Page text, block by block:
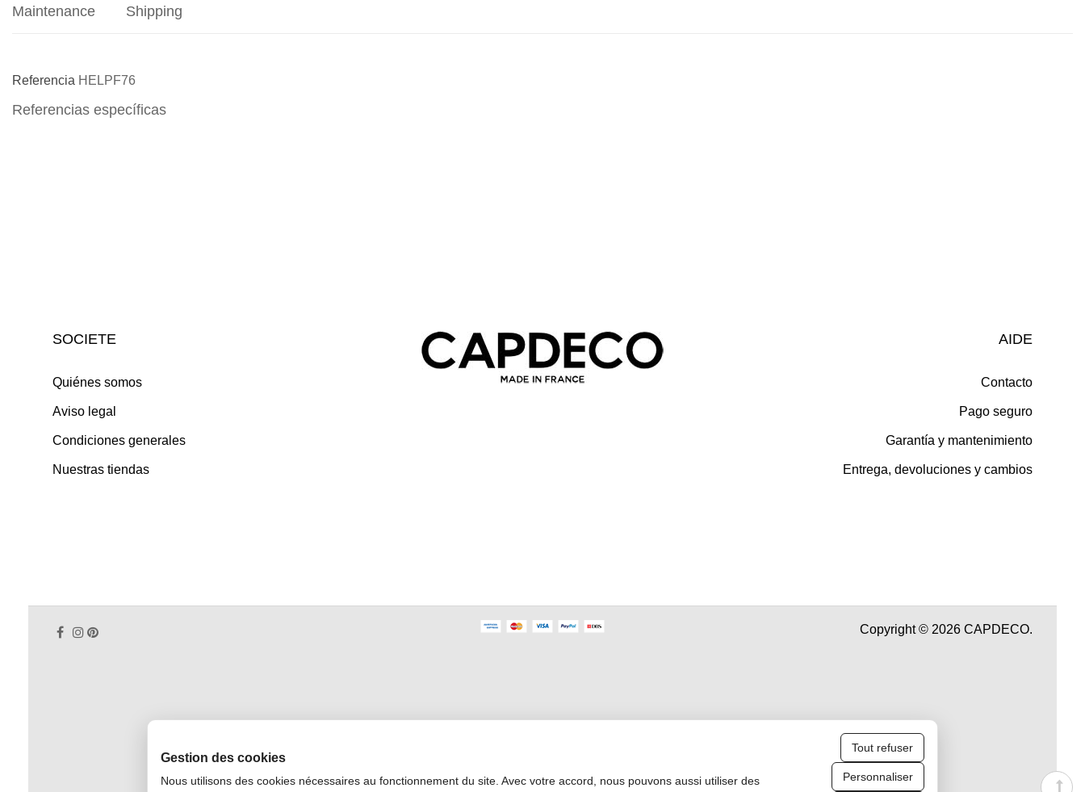
Maintenance Shipping
Referencia HELPF76
Referencias específicas
SOCIETE
Quiénes somos
Aviso legal
Condiciones generales
Nuestras tiendas
AIDE
Contacto
Pago seguro
Garantía y mantenimiento
Entrega, devoluciones y cambios
Copyright © 2026 CAPDECO.
Gestion des cookies
Nous utilisons des cookies nécessaires au fonctionnement du site. Avec votre accord, nous pouvons aussi utiliser des
Tout refuser
Personnaliser